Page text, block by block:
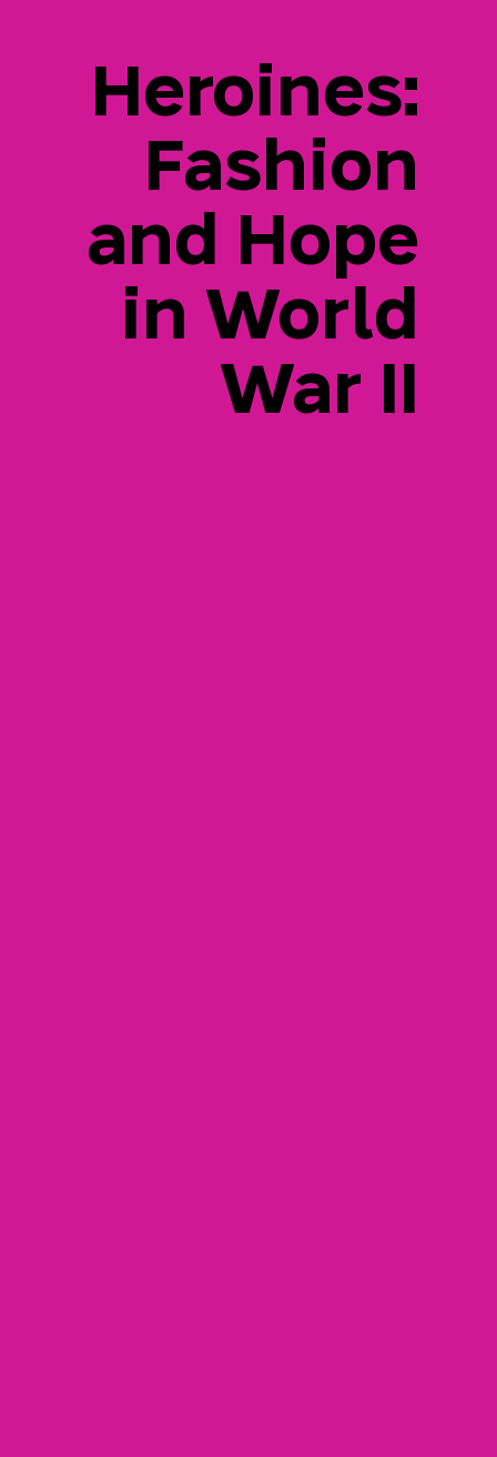
Heroines:
Fashion
and Hope
in World
War II